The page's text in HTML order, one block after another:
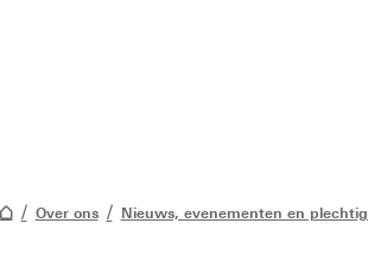
Over ons Nieuws, evenementen en